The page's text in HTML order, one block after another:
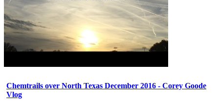
Chemtrails over North Texas December 2016 - Corey Goode
Vlog